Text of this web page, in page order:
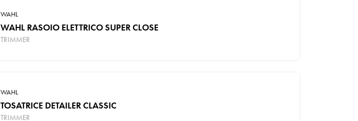
WAHL
WAHL RASOIO ELETTRICO SUPER CLOSE
TRIMMER
WAHL
TOSATRICE DETAILER CLASSIC
TRIMMER